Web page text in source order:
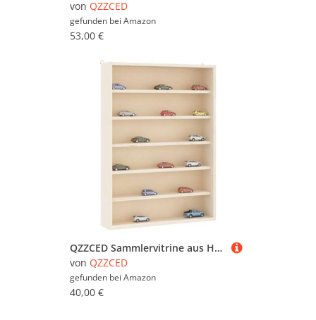
von QZZCED
gefunden bei Amazon
53,00 €
QZZCED Sammlervitrine aus Holz mit 6 Regalen Schweberegal Wandablage für Büro 40x8,5x55 cm
von QZZCED
gefunden bei Amazon
40,00 €